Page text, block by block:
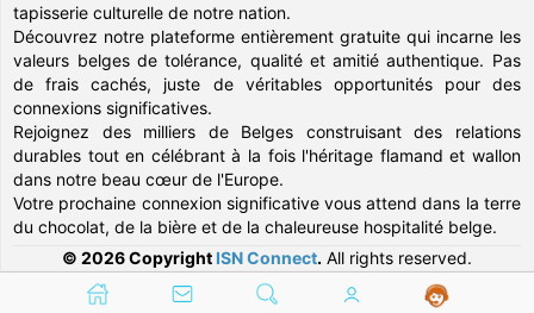
tapisserie culturelle de notre nation.
Découvrez notre plateforme entièrement gratuite qui incarne les
valeurs belges de tolérance, qualité et amitié authentique. Pas
de frais cachés, juste de véritables opportunités pour des
connexions significatives.
Rejoignez des milliers de Belges construisant des relations
durables tout en célébrant à la fois l'héritage flamand et wallon
dans notre beau cœur de l'Europe.
Votre prochaine connexion significative vous attend dans la terre
du chocolat, de la bière et de la chaleureuse hospitalité belge.
© 2026 Copyright ISN Connect. All rights reserved.